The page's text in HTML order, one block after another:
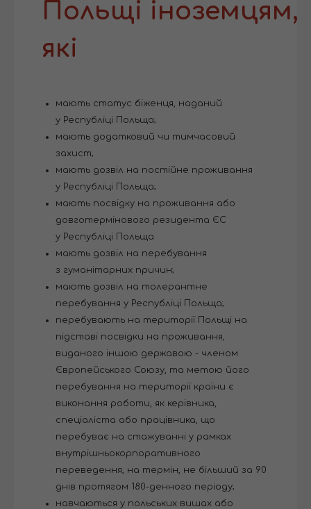
Польщі іноземцям,
які
мають статус біженця, наданий
у Республіці Польща;
мають додатковий чи тимчасовий
захист;
мають дозвіл на постійне проживання
у Республіці Польща;
мають посвідку на проживання або
довготермінового резидента ЄС
у Республіці Польща
мають дозвіл на перебування
з гуманітарних причин;
мають дозвіл на толерантне
перебування у Республіці Польща;
перебувають на території Польщі на
підставі посвідки на проживання,
виданого іншою державою - членом
Європейського Союзу, та метою його
перебування на території країни є
виконання роботи, як керівника,
спеціаліста або працівника, що
перебуває на стажуванні у рамках
внутрішньокорпоративного
переведення, на термін, не більший за 90
днів протягом 180-денного періоду;
навчаються у польських вишах або